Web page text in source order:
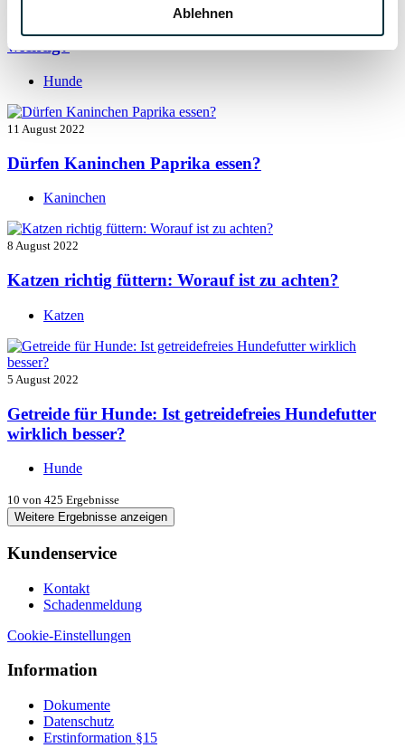
Ablehnen
wichtig?
Hunde
11 August 2022
Dürfen Kaninchen Paprika essen?
Kaninchen
8 August 2022
Katzen richtig füttern: Worauf ist zu achten?
Katzen
5 August 2022
Getreide für Hunde: Ist getreidefreies Hundefutter
wirklich besser?
Hunde
10 von 425 Ergebnisse
Weitere Ergebnisse anzeigen
Kundenservice
Kontakt
Schadenmeldung
Cookie-Einstellungen
Information
Dokumente
Datenschutz
Erstinformation §15